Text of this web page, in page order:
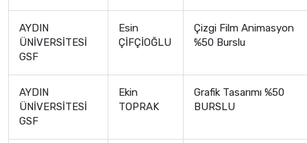
AYDIN
ÜNİVERSİTESİ
GSF
Esin
ÇİFÇİOĞLU
Çizgi Film Animasyon
%50 Burslu
AYDIN
ÜNİVERSİTESİ
GSF
Ekin
TOPRAK
Grafik Tasarımı %50
BURSLU